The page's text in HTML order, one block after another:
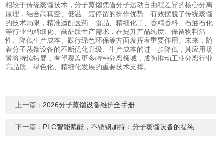
相较于传统蒸馏技术，分子蒸馏凭借分子运动自由程差异的核心分离
原理，结合高真空、低温、短停留的操作优势，有效摆脱了传统蒸馏
的技术局限，精准适配医药、食品、精细化工、香精香料、石油石化
等行业的精细化、高品质生产需求，在提升产品纯度、保留物料活
性、降低生产成本、践行绿色环保等方面发挥着重要作用。未来，随
着分子蒸馏设备的不断优化升级、生产成本的进一步降低，其应用场
景将持续拓展，有望覆盖更多特种分离领域，成为推动工业分离行业
高品质、绿色化、精细化发展的重要技术支撑。
上一篇： 2026分子蒸馏设备维护全手册
下一篇： PLC智能赋能，不锈钢加持：分子蒸馏设备的提纯技术革新